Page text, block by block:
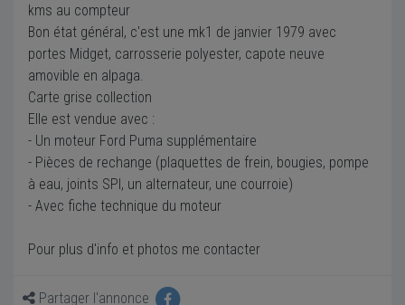
kms au compteur
Bon état général, c'est une mk1 de janvier 1979 avec
portes Midget, carrosserie polyester, capote neuve
amovible en alpaga.
Carte grise collection
Elle est vendue avec :
- Un moteur Ford Puma supplémentaire
- Pièces de rechange (plaquettes de frein, bougies, pompe
à eau, joints SPI, un alternateur, une courroie)
- Avec fiche technique du moteur
Pour plus d'info et photos me contacter
Partager l'annonce